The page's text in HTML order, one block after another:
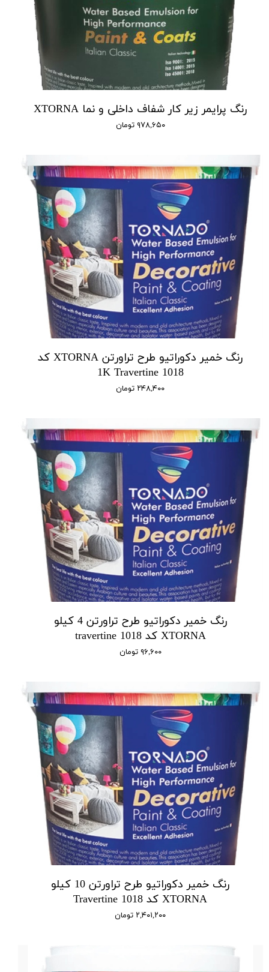
رنگ پرایمر زیر کار شفاف داخلی و نما XTORNA
۹۷۸,۶۵۰ تومان
رنگ خمیر دکوراتیو طرح تراورتن XTORNA کد
1018 1K Travertine
۲۴۸,۴۰۰ تومان
رنگ خمیر دکوراتیو طرح تراورتن 4 کیلو
XTORNA کد 1018 travertine
۹۶,۶۰۰ تومان
رنگ خمیر دکوراتیو طرح تراورتن 10 کیلو
XTORNA کد 1018 Travertine
۲,۴۰۱,۲۰۰ تومان